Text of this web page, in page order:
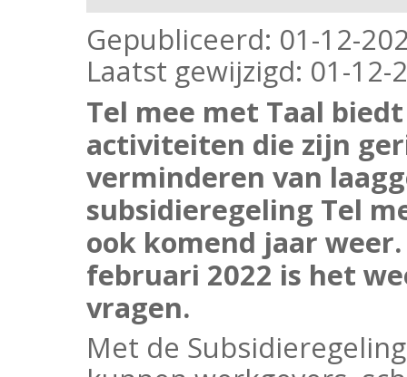
Gepubliceerd: 01-12-
Laatst gewijzigd: 01-12-
Tel mee met Taal
activiteiten die zijn
verminderen van
subsidieregeling Tel
ook komend jaar
februari 2022 is het
vragen.
Met de